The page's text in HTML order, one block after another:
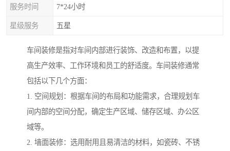
服务时间 7*24小时
星级服务 五星
车间装修是指对车间内部进行装饰、改造和布置，以提
高生产效率、工作环境和员工的舒适度。车间装修通常
包括以下几个方面：
1. 空间规划：根据车间的布局和功能需求，合理规划车
间内部的空间分配，确定生产区域、储存区域、办公区
域等。
2. 墙面装修：选用耐用且易清洁的材料，如瓷砖、不锈